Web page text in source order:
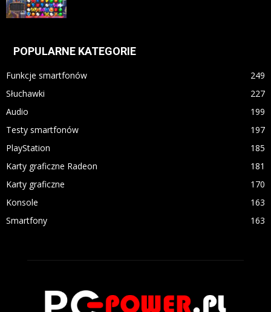
POPULARNE KATEGORIE
Funkcje smartfonów
249
Słuchawki
227
Audio
199
Testy smartfonów
197
PlayStation
185
Karty graficzne Radeon
181
Karty graficzne
170
Konsole
163
Smartfony
163